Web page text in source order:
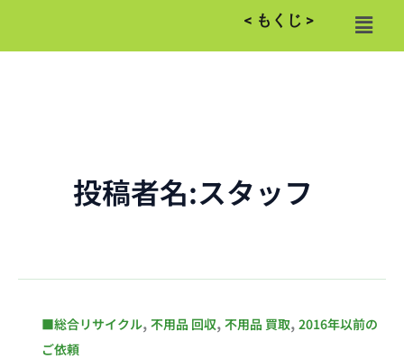
< もくじ > メ
ニ
ュ
投稿者名:スタッフ
■総合リサイクル, 不用品 回収, 不用品 買取, 2016年以前の
ご依頼
ヤ
マ